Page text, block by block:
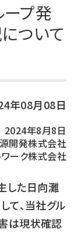
プ発
ついて
年08月08日
2024年8月8日
開発株式会社
ーク株式会社
した日向灘
て、当社グル
は現状確認